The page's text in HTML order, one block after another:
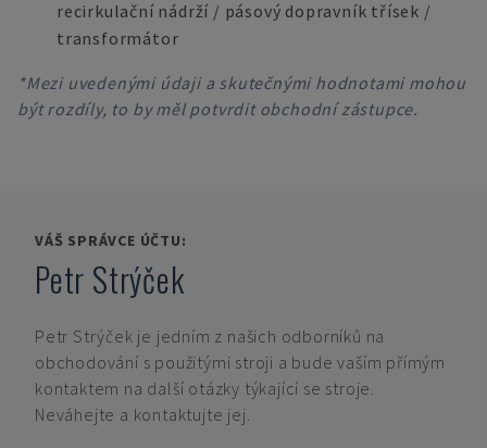
recirkulační nádrží / pásový dopravník třísek /
transformátor
*Mezi uvedenými údaji a skutečnými hodnotami mohou
být rozdíly, to by měl potvrdit obchodní zástupce.
VÁŠ SPRÁVCE ÚČTU:
Petr Strýček
Petr Strýček je jedním z našich odborníků na
obchodování s použitými stroji a bude vaším přímým
kontaktem na další otázky týkající se stroje.
Neváhejte a kontaktujte jej.